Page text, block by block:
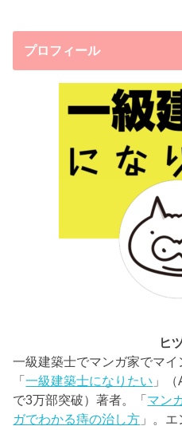
プロフィール
ヒ
一級建築士でマンガ家でマ
「一級建築士になりたい 」
で3万部突破）著者。「マン
ガでわかる痔の治し方 」。